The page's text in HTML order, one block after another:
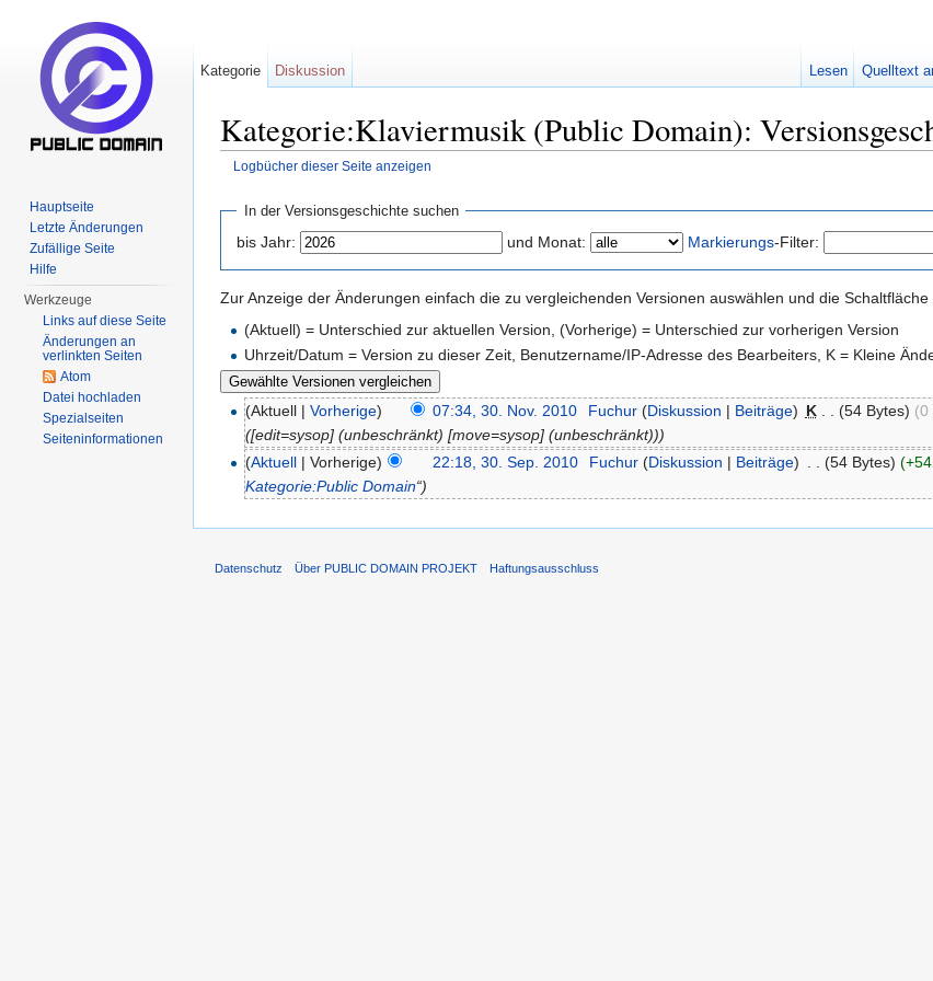
Kategorie:Klaviermusik (Public Domain):
Logbücher dieser Seite anzeigen
In der Versionsgeschichte suchen
bis Jahr: und Monat: Markierungs-Filter:
Zur Anzeige der Änderungen einfach die zu vergleichenden Versionen auswählen und die Schaltfläche
(Aktuell) = Unterschied zur aktuellen Version, (Vorherige) = Unterschied zur vorherigen Version
Uhrzeit/Datum = Version zu dieser Zeit, Benutzername/IP-Adresse des Bearbeiters, K = Kleine
(Aktuell |Vorherige) 07:34, 30. Nov. 2010 Fuchur (Diskussion | Beiträge) K (54 Bytes) (0
([edit=sysop] (unbeschränkt) [move=sysop] (unbeschränkt)))
(Aktuell | Vorherige) 22:18, 30. Sep. 2010 Fuchur (Diskussion | Beiträge) . . (54 Bytes)
Kategorie:Public Domain“)
Kategorie Diskussion Lesen Quelltext
Hauptseite
Letzte Änderungen
Zufällige Seite
Hilfe
Werkzeuge
Links auf diese Seite
Änderungen an
verlinkten Seiten
Atom
Datei hochladen
Spezialseiten
Seiten­informationen
Datenschutz Über PUBLIC DOMAIN PROJEKT Haftungsausschluss